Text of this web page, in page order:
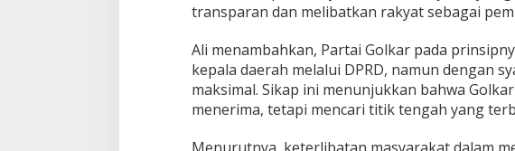
transparan dan melibatkan rakyat sebagai
Ali menambahkan, Partai Golkar pada
kepala daerah melalui DPRD, namun dengan
maksimal. Sikap ini menunjukkan bahwa
menerima, tetapi mencari titik tengah yang